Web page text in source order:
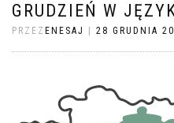
GRUDZIEŃ W
PRZEZ ENESAJ 28 GRUDNIA